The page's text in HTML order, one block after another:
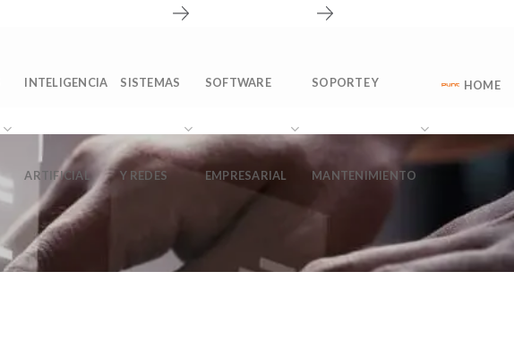
INTELIGENCIA
ARTIFICIAL
SISTEMAS
Y REDES
SOFTWARE
EMPRESARIAL
SOPORTE Y
MANTENIMIENTO
HOME